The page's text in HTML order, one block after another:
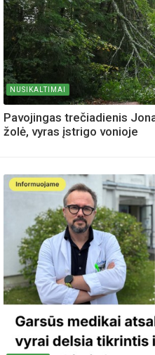
NUSIKALTIMAI
Pavojingas trečiadienis
žolė, vyras įstrigo vonioje